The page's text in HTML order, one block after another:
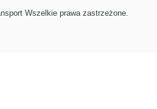
Wszelkie prawa zastrzeżone.